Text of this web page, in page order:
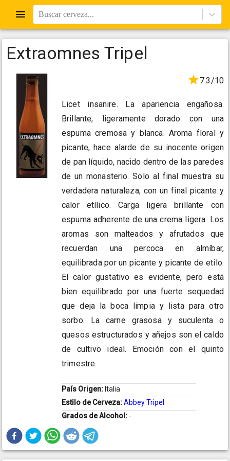
Buscar cerveza...
Extraomnes Tripel
7.3/10
Licet insanire. La apariencia engañosa.
Brillante, ligeramente dorado con una
espuma cremosa y blanca. Aroma floral y
picante, hace alarde de su inocente origen
de pan líquido, nacido dentro de las paredes
de un monasterio. Solo al final muestra su
verdadera naturaleza, con un final picante y
calor etílico. Carga ligera brillante con
espuma adherente de una crema ligera. Los
aromas son malteados y afrutados que
recuerdan una percoca en almíbar,
equilibrada por un picante y picante de etilo.
El calor gustativo es evidente, pero está
bien equilibrado por una fuerte sequedad
que deja la boca limpia y lista para otro
sorbo. La carne grasosa y suculenta o
quesos estructurados y añejos son el caldo
de cultivo ideal. Emoción con el quinto
trimestre.
País Origen: Italia
Estilo de Cerveza:Abbey Tripel
Grados de Alcohol: -